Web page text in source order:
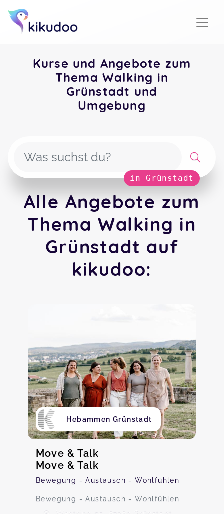
Kurse und Angebote zum
Thema Walking in
Grünstadt und
Umgebung
in Grünstadt
Alle Angebote zum
Thema Walking in
Grünstadt auf
kikudoo:
Hebammen Grünstadt
Move & Talk
Move & Talk
Bewegung - Austausch - Wohlfühlen
Bewegung - Austausch - Wohlfühlen